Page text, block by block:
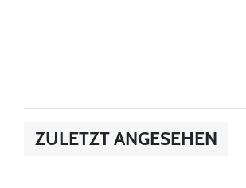
ZULETZT ANGESEHEN